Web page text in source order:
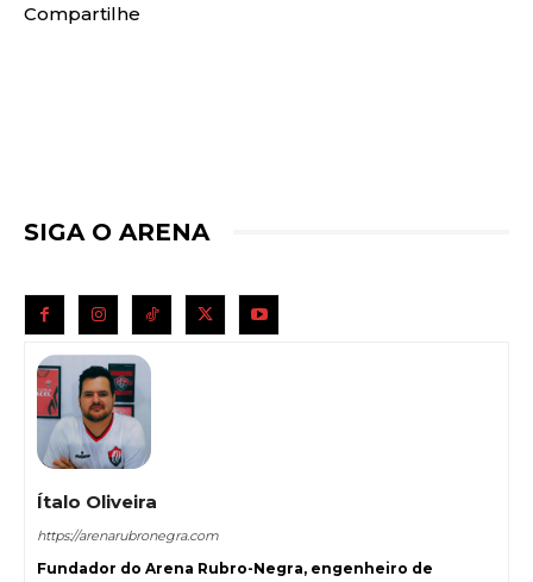
Compartilhe
SIGA O ARENA
Ítalo Oliveira
https://arenarubronegra.com
Fundador do Arena Rubro-Negra, engenheiro de